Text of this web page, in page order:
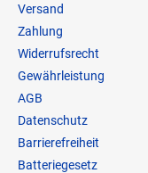
Versand
Zahlung
Widerrufsrecht
Gewährleistung
AGB
Datenschutz
Barrierefreiheit
Batteriegesetz